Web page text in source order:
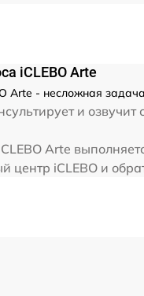
iCLEBO Arte
Arte - несложная
и
Arte
центр iCLEBO и